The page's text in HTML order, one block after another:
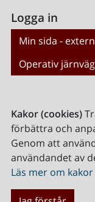
Logga in
Min sida -
Operativ
Kakor (cookies)
förbättra och
Genom att
användandet av
Läs mer om